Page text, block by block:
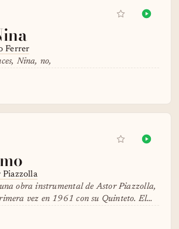
Ferrer
Nina, no,
Piazzolla
obra instrumental de Astor Piazzolla,
vez en 1961 con su Quinteto. El…